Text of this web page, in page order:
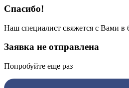
Спасибо!
Наш специалист свяжется с Вами в
Заявка не отправлена
Попробуйте еще раз